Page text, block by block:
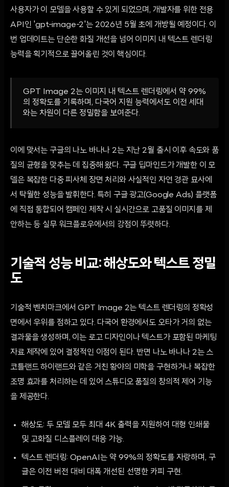
사용자가 이 모델을 사용할 수 있게 되었으며, 개발자를 위한 전용
API인 'gpt-image-2'는 2026년 5월 초에 개방될 예정이다. 이
번 업데이트는 단순한 화질 개선을 넘어 이미지 내 텍스트 렌더링
능력을 획기적으로 끌어올린 것이 핵심이다.
GPT Image 2는 이미지 내 텍스트 렌더링에서 약 99%
의 정확도를 기록하며, 다국어 지원 능력에서도 이전 세대
와는 차원이 다른 정밀함을 보여준다.
이에 맞서는 구글의 나노 바나나 2는 지난 2월 출시 이후 속도와 품
질의 균형을 맞추는 데 집중해 왔다. 구글 딥마인드가 개발한 이 모
델은 복잡한 다중 피사체 장면 처리와 사실적인 자연 경관 묘사에
서 탁월한 성능을 발휘한다. 특히 구글 광고(Google Ads) 플랫폼
에 직접 통합되어 캠페인 제작 시 실시간으로 고품질 이미지를 제
안하는 등 실무 워크플로우에서의 강점이 뚜렷하다.
기술적 성능 비교: 해상도와 텍스트 정밀
도
기술적 벤치마크에서 GPT Image 2는 텍스트 렌더링의 정확성
면에서 우위를 점하고 있다. 다국어 환경에서도 오타가 거의 없는
결과물을 생성하며, 이는 로고 디자인이나 텍스트가 포함된 마케팅
자료 제작에 있어 결정적인 이점이 된다. 반면 나노 바나나 2는 스
코틀랜드 하이랜드와 같은 거친 황야의 미학을 구현하거나 복잡한
조명 효과를 처리하는 데 있어 스튜디오 품질의 창의적 제어 기능
을 제공한다.
해상도: 두 모델 모두 최대 4K 출력을 지원하여 대형 인쇄물
및 고화질 디스플레이 대응 가능.
텍스트 렌더링: OpenAI는 약 99%의 정확도를 자랑하며, 구
글은 이전 버전 대비 대폭 개선된 선명한 카피 구현.